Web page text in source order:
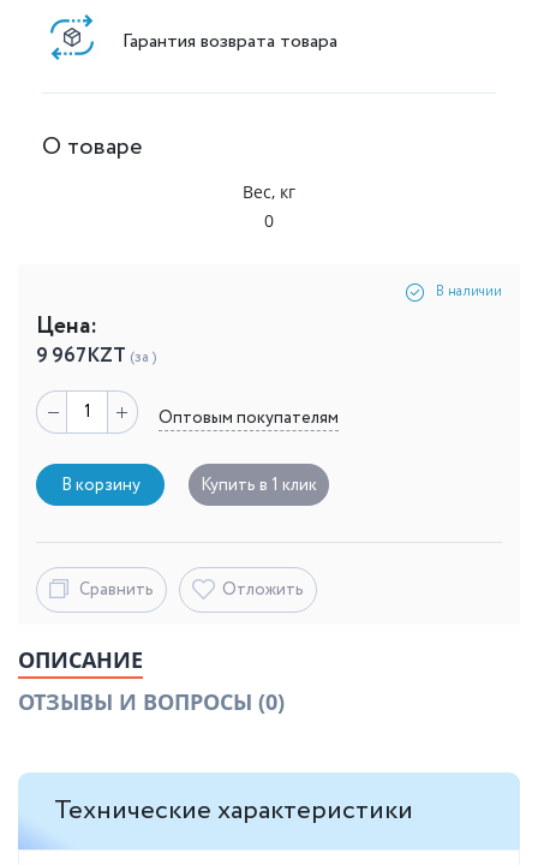
Гарантия возврата товара
О товаре
Вес, кг
0
В наличии
Цена:
9 967KZT (за )
Оптовым покупателям
В корзину Купить в 1 клик
Сравнить Отложить
ОПИСАНИЕ
ОТЗЫВЫ И ВОПРОСЫ (0)
Технические характеристики